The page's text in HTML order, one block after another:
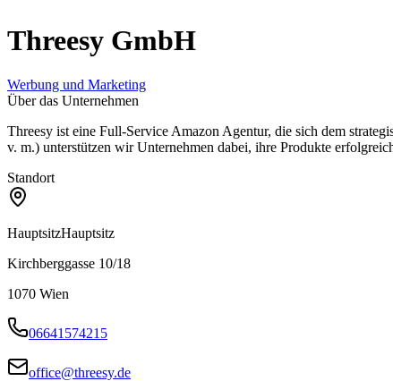
Threesy GmbH
Werbung und Marketing
Über das Unternehmen
Threesy ist eine Full-Service Amazon Agentur, die sich dem
v. m.) unterstützen wir Unternehmen dabei, ihre Produkte
Standort
HauptsitzHauptsitz
Kirchberggasse 10/18
1070 Wien
06641574215
office@threesy.de